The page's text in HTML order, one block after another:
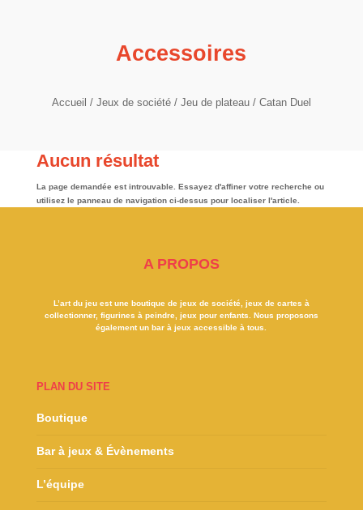
Accessoires
Accueil / Jeux de société/ Jeu de plateau/ Catan Duel
Aucun résultat
La page demandée est introuvable. Essayez d'affiner votre recherche ou
utilisez le panneau de navigation ci-dessus pour localiser l'article.
A PROPOS
L’art du jeu est une boutique de jeux de société, jeux de cartes à
collectionner, figurines à peindre, jeux pour enfants. Nous proposons
également un bar à jeux accessible à tous.
PLAN DU SITE
Boutique
Bar à jeux & Évènements
L’équipe